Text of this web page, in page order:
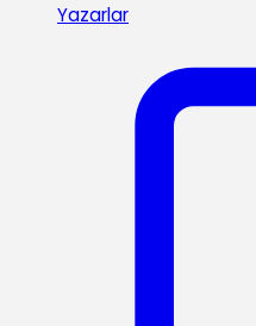
Yazarlar